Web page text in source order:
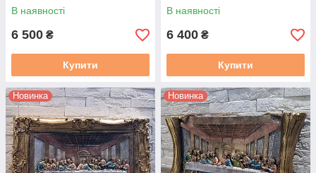
В наявності
6 500 ₴
Купити
В наявності
6 400 ₴
Купити
Новинка Новинка